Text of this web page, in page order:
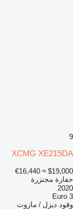
9
XCMG XE215DA
$19,000
≈ €16,440
حفارة مجنزرة
2020
Euro 3
وقود ديزل / مازوت